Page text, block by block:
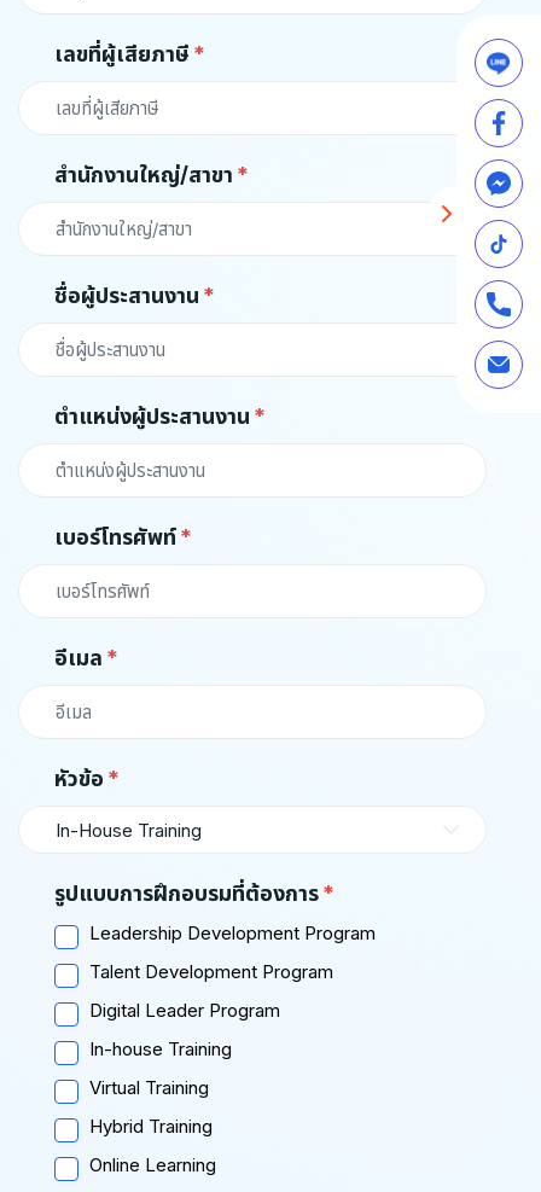
เลขที่ผู้เสียภาษี
สำนักงานใหญ่/สาขา
ชื่อผู้ประสานงาน
ตำแหน่งผู้ประสานงาน
เบอร์โทรศัพท์
อีเมล
หัวข้อ
In-House Training
รูปแบบการฝึกอบรมที่ต้องการ
Leadership Development Program
Talent Development Program
Digital Leader Program
In-house Training
Virtual Training
Hybrid Training
Online Learning